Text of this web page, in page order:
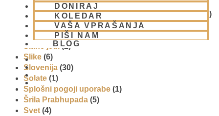
DONIRAJ
KOLEDAR
VAŠA VPRAŠANJA
PIŠI NAM
BLOG
01 431 21 24
SEMINARJI IN TEČAJ(5)
Skupina za podporo družinam in otrokom (CPT)(1)
Sladice(6)
Sladoled(3)
Slane jedi(2)
Slike (6)
Slovenija (30)
Solate (1)
Splošni pogoji uporabe (1)
Šrila Prabhupada (5)
Svet (4)